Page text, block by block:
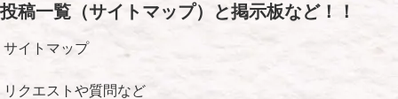
投稿一覧（サイトマップ）と掲示板など！！
サイトマップ
リクエストや質問など